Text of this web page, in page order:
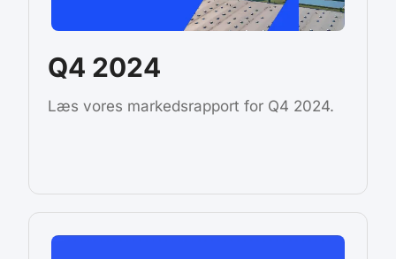
Q4 2024
Læs vores markedsrapport for Q4 2024.